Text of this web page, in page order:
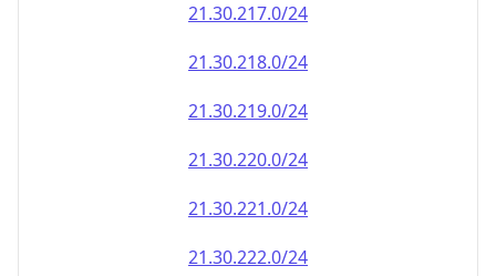
21.30.217.0/24
21.30.218.0/24
21.30.219.0/24
21.30.220.0/24
21.30.221.0/24
21.30.222.0/24